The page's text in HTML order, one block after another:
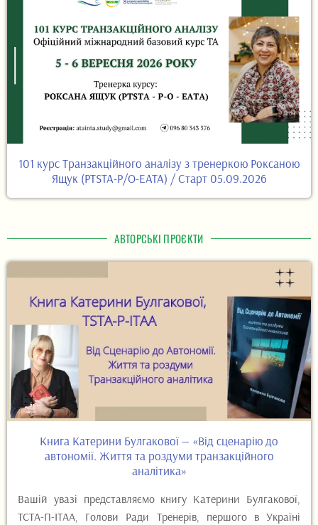
101 курс Транзакційного аналізу з тренеркою Роксаною
Ящук (PTSTA-P/O-EATA) / Старт 05.09.2026
АВТОРСЬКІ ПРОЄКТИ
Книга Катерини Булгакової — «Від сценарію до
автономії. Життя та роздуми транзакційного
аналітика»
Вашій увазі представляємо книгу Катерини Булгакової,
ТСТА-П-ІТАА, Голови Ради Тренерів, першого в Україні